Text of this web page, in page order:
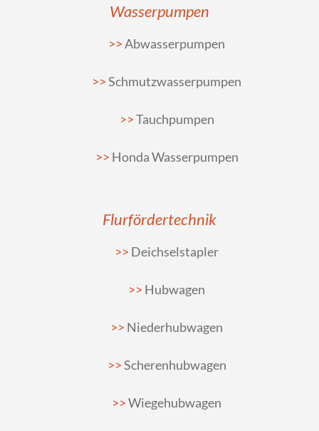
Wasserpumpen
Abwasserpumpen
Schmutzwasserpumpen
Tauchpumpen
Honda Wasserpumpen
Flurfördertechnik
Deichselstapler
Hubwagen
Niederhubwagen
Scherenhubwagen
Wiegehubwagen